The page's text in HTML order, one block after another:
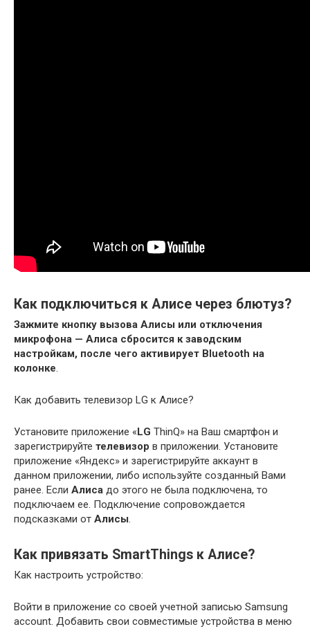
Как подключиться к Алисе через блютуз?
Зажмите кнопку вызова Алисы или отключения
микрофона — Алиса сбросится к заводским
настройкам, после чего активирует Bluetooth на
колонке.
Как добавить телевизор LG к Алисе?
Установите приложение « LG ThinQ» на Ваш смартфон и
зарегистрируйте телевизор в приложении. Установите
приложение «Яндекс» и зарегистрируйте аккаунт в
данном приложении, либо используйте созданный Вами
ранее. Если Алиса до этого не была подключена, то
подключаем ее. Подключение сопровождается
подсказками от Алисы.
Как привязать SmartThings к Алисе?
Как настроить устройство:
Войти в приложение со своей учетной записью Samsung
account. Добавить свои совместимые устройства в меню